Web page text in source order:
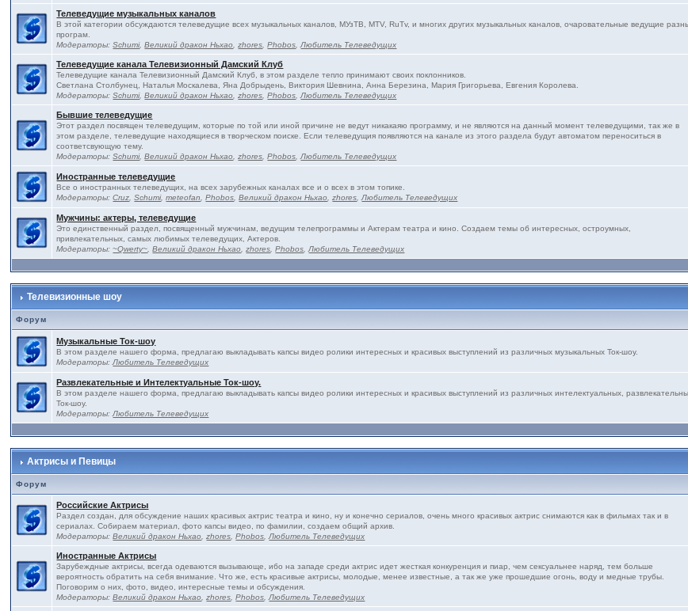
Телеведущие музыкальных каналов
В этой категории обсуждаются телеведущие всех музыкальных каналов, МУзТВ, MTV, RuTv, и многих других музыкальных каналов, очаровательные ведущие
програм.
Модераторы:Schumi,Великий дракон Ньхао,zhores,Phobos,Любитель Телеведущих
Телеведущие канала Телевизионный Дамский Клуб
Телеведущие канала Телевизионный Дамский Клуб, в этом разделе тепло принимают своих поклонников.
Светлана Столбунец, Наталья Москалева, Яна Добрыдень, Виктория Шевнина, Анна Березина, Мария Григорьева, Евгения Королева.
Модераторы:Schumi,Великий дракон Ньхао,zhores,Phobos,Любитель Телеведущих
Бывшие телеведущие
Этот раздел посвящен телеведущим, которые по той или иной причине не ведут никакаяю программу, и не являются на данный момент телеведущими, так же в
этом разделе, телеведущие находящиеся в творческом поиске. Если телеведущия появляются на канале из этого раздела будут автоматом переноситься в
соответсвующую тему.
Модераторы:Schumi,Великий дракон Ньхао,zhores,Phobos,Любитель Телеведущих
Иностранные телеведущие
Все о иностранных телеведущих, на всех зарубежных каналах все и о всех в этом топике.
Модераторы:Cruz,Schumi,meteofan,Phobos,Великий дракон Ньхао,zhores,Любитель Телеведущих
Мужчины: актеры, телеведущие
Это единственный раздел, посвященный мужчинам, ведущим телепрограммы и Актерам театра и кино. Создаем темы об интересных, остроумных,
привлекательных, самых любимых телеведущих, Актеров.
Модераторы:~Qwerty~,Великий дракон Ньхао,zhores,Phobos,Любитель Телеведущих
Телевизионные шоу
Форум
Музыкальные Ток-шоу
В этом разделе нашего форма, предлагаю выкладывать капсы видео ролики интересных и красивых выступлений из различных музыкальных Ток-шоу.
Модераторы:Любитель Телеведущих
Развлекательные и Интелектуальные Ток-шоу.
В этом разделе нашего форма, предлагаю выкладывать капсы видео ролики интересных и красивых выступлений из различных интелектуальных,
Ток-шоу.
Модераторы:Любитель Телеведущих
Актрисы и Певицы
Форум
Российские Актрисы
Раздел создан, для обсуждение наших красивых актрис театра и кино, ну и конечно сериалов, очень много красивых актрис снимаются как в фильмах так и в
сериалах. Собираем материал, фото капсы видео, по фамилии, создаем общий архив.
Модераторы:Великий дракон Ньхао,zhores,Phobos,Любитель Телеведущих
Иностранные Актрисы
Зарубеждные актрисы, всегда одеваются вызывающе, ибо на западе среди актрис идет жесткая конкуренция и пиар, чем сексуальнее наряд, тем больше
вероятность обратить на себя внимание. Что же, есть красивые актрисы, молодые, менее известные, а так же уже прошедшие огонь, воду и медные трубы.
Поговорим о них, фото, видео, интересные темы и обсуждения.
Модераторы:Великий дракон Ньхао,zhores,Phobos,Любитель Телеведущих